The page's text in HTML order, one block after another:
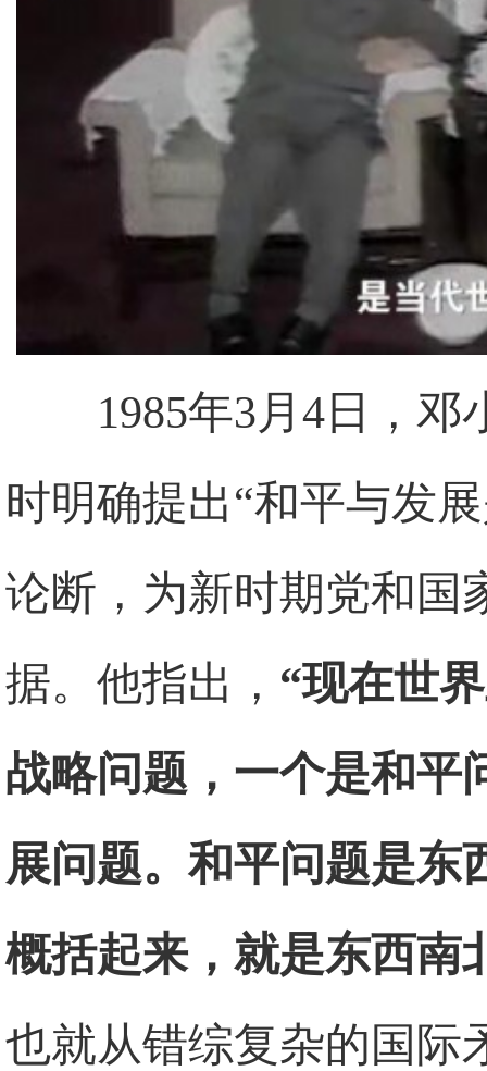
1985年3月4日，
时明确提出“和平与发
论断，为新时期党和国
据。他指出， “现在世
战略问题，一个是和平
展问题。和平问题是东
概括起来，就是东西南
也就从错综复杂的国际